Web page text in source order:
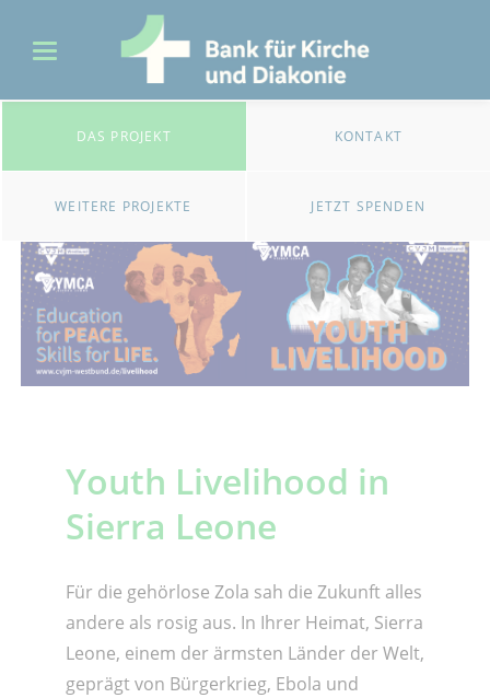
DAS PROJEKT KONTAKT
WEITERE PROJEKTE JETZT SPENDEN
Youth Livelihood in
Sierra Leone
Für die gehörlose Zola sah die Zukunft alles
andere als rosig aus. In Ihrer Heimat, Sierra
Leone, einem der ärmsten Länder der Welt,
geprägt von Bürgerkrieg, Ebola und